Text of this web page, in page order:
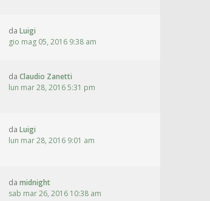
da Luigi
gio mag 05, 2016 9:38 am
da Claudio Zanetti
lun mar 28, 2016 5:31 pm
da Luigi
lun mar 28, 2016 9:01 am
da midnight
sab mar 26, 2016 10:38 am